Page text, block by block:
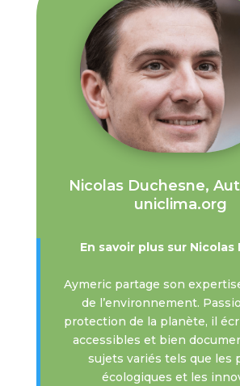
Nicolas Duchesne,
uniclima.org
En savoir plus sur Nicolas
Aymeric partage son
de l’environnement.
protection de la planète, il
accessibles et bien
sujets variés tels que les
écologiques et les